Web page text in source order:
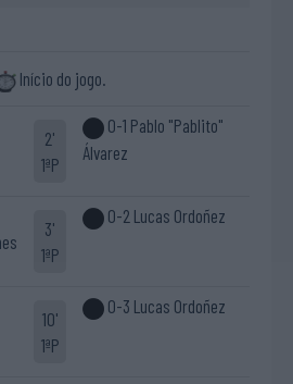
Início do jogo.
2'
1ªP
0-1 Pablo "Pablito"
Álvarez
3'
1ªP
0-2 Lucas Ordoñez
10'
1ªP
0-3 Lucas Ordoñez